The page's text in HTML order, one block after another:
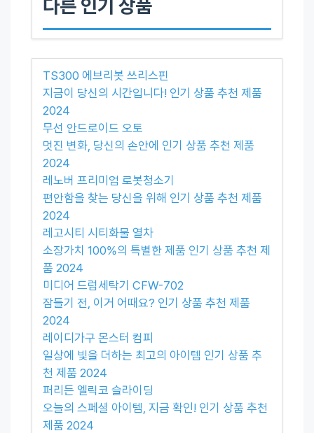
다른 인기 상품
TS300 에브리봇 쓰리스핀
지금이 당신의 시간입니다! 인기 상품 추천 제품
2024
무선 안드로이드 오토
멋진 변화, 당신의 손안에 인기 상품 추천 제품
2024
레노버 프리미엄 로봇청소기
편안함을 찾는 당신을 위해 인기 상품 추천 제품
2024
레고시티 시티화물 열차
소장가치 100%의 특별한 제품 인기 상품 추천 제
품 2024
미디어 드럼세탁기 CFW-702
잠들기 전, 이거 어때요? 인기 상품 추천 제품
2024
레이디가구 몬스터 컴피
일상에 빛을 더하는 최고의 아이템 인기 상품 추
천 제품 2024
퍼리든 엘릭코 슬라이딩
오늘의 스페셜 아이템, 지금 확인! 인기 상품 추천
제품 2024